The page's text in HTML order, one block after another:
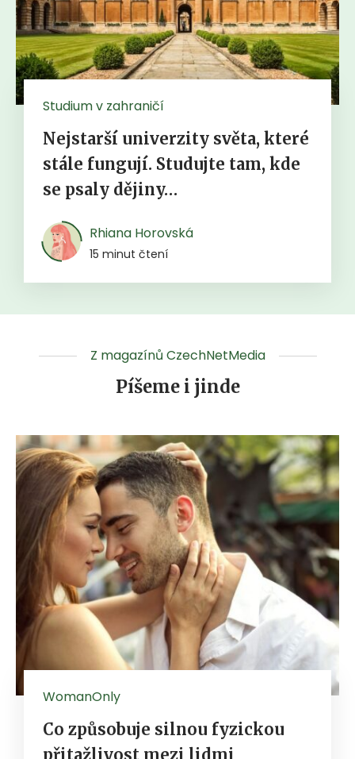
Studium v zahraničí
Nejstarší univerzity světa, které
stále fungují. Studujte tam, kde
se psaly dějiny…
Rhiana Horovská
15 minut čtení
Z magazínů CzechNetMedia
Píšeme i jinde
WomanOnly
Co způsobuje silnou fyzickou
přitažlivost mezi lidmi